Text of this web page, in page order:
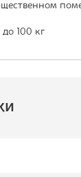
100 кг